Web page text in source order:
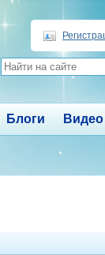
Блоги Видео